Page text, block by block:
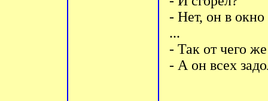
- Hет, он в
...
- Так от чего
- А он всех